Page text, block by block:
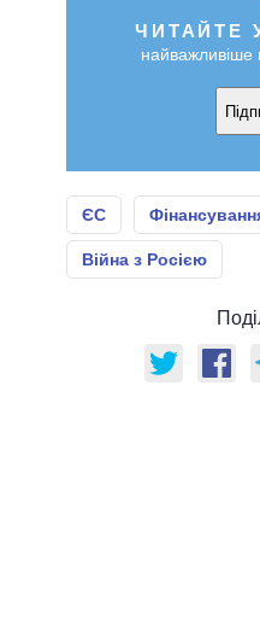
ЧИТАЙТЕ У
найважливіше
ЄС
Війна з Росією